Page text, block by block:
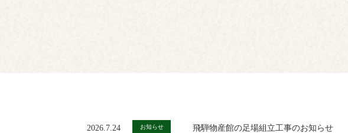
2026.7.24 お知らせ 飛騨物産館の足場組立工事のお知らせ